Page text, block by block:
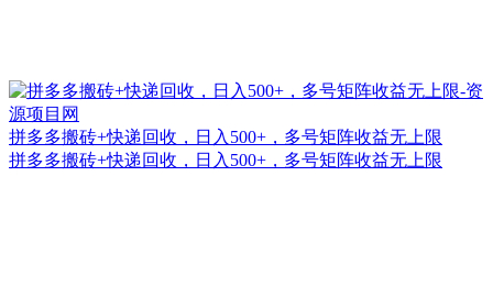
拼多多搬砖+快递回收，日入500+，多号矩阵收益无上限
拼多多搬砖+快递回收，日入500+，多号矩阵收益无上限